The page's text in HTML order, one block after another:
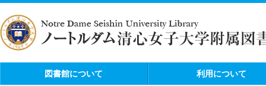
図書館について 利用について